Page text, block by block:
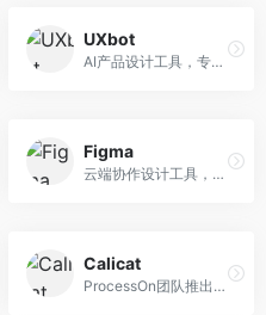
UXbot
AI产品设计工具，专注于用户体验优化。面向UX设计师，提供用户研究、设计建议、可用性测试等服务，UX设计支持完善。
Figma
云端协作设计工具，整合AI设计辅助功能。面向UI/UX设计师和产品团队，提供界面设计、原型制作、团队协作等服务，协作功能强大，是UI设计领域的标杆产品。
Calicat
ProcessOn团队推出的产设研协作平台，整合设计与协作功能。面向产品团队，提供设计协作、文档管理、团队沟通等服务，产研协作便捷。